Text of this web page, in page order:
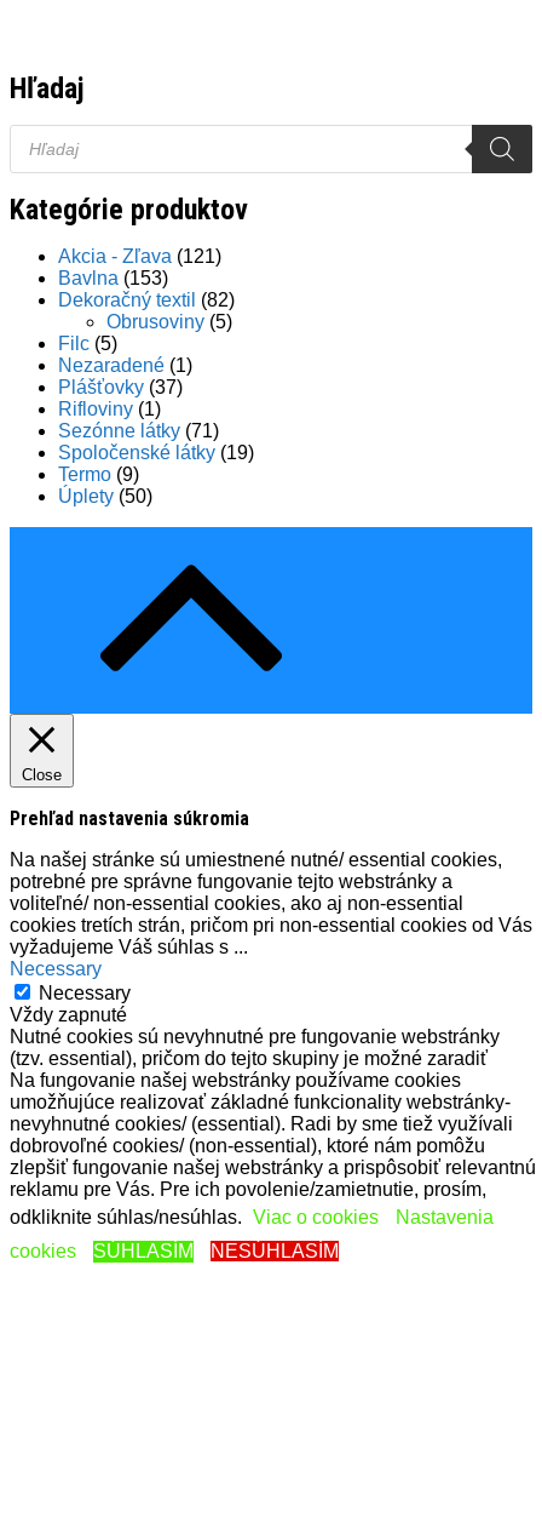
Hľadaj
Products
search
Kategórie produktov
Akcia - Zľava (121)
Bavlna (153)
Dekoračný textil (82)
Obrusoviny (5)
Filc (5)
Nezaradené (1)
Plášťovky (37)
Rifloviny (1)
Sezónne látky (71)
Spoločenské látky (19)
Termo (9)
Úplety (50)
Na fungovanie našej webstránky používame cookies
umožňujúce realizovať základné funkcionality webstránky-
nevyhnutné cookies/ (essential). Radi by sme tiež využívali
dobrovoľné cookies/ (non-essential), ktoré nám pomôžu
zlepšiť fungovanie našej webstránky a prispôsobiť relevantnú
reklamu pre Vás. Pre ich povolenie/zamietnutie, prosím,
odkliknite súhlas/nesúhlas. Viac o cookies
Nastavenia
cookies
SÚHLASÍM NESÚHLASÍM
Close
Prehľad nastavenia súkromia
Na našej stránke sú umiestnené nutné/ essential cookies,
potrebné pre správne fungovanie tejto webstránky a
voliteľné/ non-essential cookies, ako aj non-essential
cookies tretích strán, pričom pri non-essential cookies od Vás
vyžadujeme Váš súhlas s ...
Necessary
Necessary
Vždy zapnuté
Nutné cookies sú nevyhnutné pre fungovanie webstránky
(tzv. essential), pričom do tejto skupiny je možné zaradiť
cookies, ktoré sa používajú na zapamätanie údajov vo
formulároch, či cookies, ktoré pomáhajú web stránke sa
správne a rýchlo načítať.
Non-necessary
Non-necessary
Voliteľné cookies (tzv. non-essential), ktoré nie sú
nevyhnutne nutné pre beh tejto webstránky a sú používané
inak prispôsobený obsah. Na ich vytváranie a ukladanie na